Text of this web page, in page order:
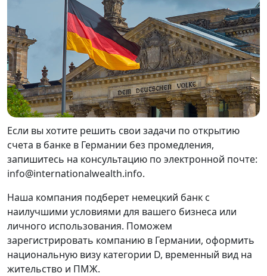
Если вы хотите решить свои задачи по открытию
счета в банке в Германии без промедления,
запишитесь на консультацию по электронной почте:
info@internationalwealth.info.
Наша компания подберет немецкий банк с
наилучшими условиями для вашего бизнеса или
личного использования. Поможем
зарегистрировать компанию в Германии, оформить
национальную визу категории D, временный вид на
жительство и ПМЖ.